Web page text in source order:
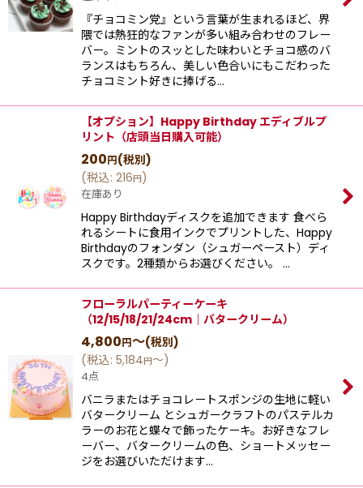
『チョコミン党』という⾔葉が⽣まれるほど、界
隈では熱狂的なファンが多い組み合わせのフレー
バー。ミントのスッとした味わいとチョコ感のバ
ランスはもちろん、美しい⾊合いにもこだわった
チョコミント好きに捧げる…
【オプション】Happy Birthday エディブルプ
リント（店頭当日購入可能）
200円(税別)
(税込: 216円)
在庫あり
Happy Birthdayディスクを追加できます 食べら
れるシートに食用インクでプリントした、Happy
Birthdayのフォンダン（シュガーペースト）ディ
スクです。2種類からお選びください。 …
フローラルパーティーケーキ
（12/15/18/21/24cm｜バタークリーム）
4,800円～(税別)
(税込: 5,184円～)
4点
バニラまたはチョコレートスポンジの生地に軽い
バタークリーム とシュガークラフトのパステルカ
ラーのお花と蝶々で飾ったケーキ。お好きなフレ
ーバー、バタークリームの色、ショートメッセー
ジをお選びいただけます…